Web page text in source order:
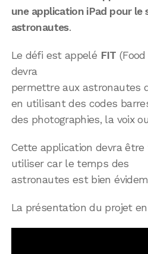
une application iPad pour le
astronautes.
Le défi est appelé FIT
devra
permettre aux astronautes
en utilisant des codes
des photographies, la voix
Cette application devra être
utiliser car le temps des
astronautes est bien
La présentation du projet en